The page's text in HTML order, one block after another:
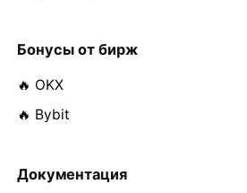
Бонусы от бирж
🔥 OKX
🔥 Bybit
Документация